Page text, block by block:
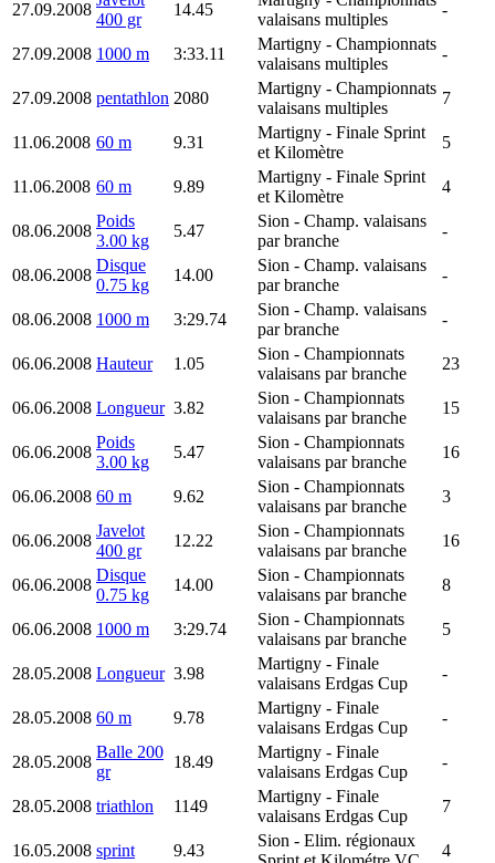
27.09.2008
400 gr
14.45
valaisans multiples
-
27.09.2008 1000 m 3:33.11
Martigny - Championnats
valaisans multiples
-
27.09.2008 pentathlon 2080
Martigny - Championnats
valaisans multiples
7
11.06.2008 60 m 9.31
Martigny - Finale Sprint
et Kilomètre
5
11.06.2008 60 m 9.89
Martigny - Finale Sprint
et Kilomètre
4
08.06.2008
Poids
3.00 kg
5.47
Sion - Champ. valaisans
par branche
-
08.06.2008
Disque
0.75 kg
14.00
Sion - Champ. valaisans
par branche
-
08.06.2008 1000 m 3:29.74
Sion - Champ. valaisans
par branche
-
06.06.2008 Hauteur 1.05
Sion - Championnats
valaisans par branche
23
06.06.2008 Longueur 3.82
Sion - Championnats
valaisans par branche
15
06.06.2008
Poids
3.00 kg
5.47
Sion - Championnats
valaisans par branche
16
06.06.2008 60 m 9.62
Sion - Championnats
valaisans par branche
3
06.06.2008
Javelot
400 gr
12.22
Sion - Championnats
valaisans par branche
16
06.06.2008
Disque
0.75 kg
14.00
Sion - Championnats
valaisans par branche
8
06.06.2008 1000 m 3:29.74
Sion - Championnats
valaisans par branche
5
28.05.2008 Longueur 3.98
Martigny - Finale
valaisans Erdgas Cup
-
28.05.2008 60 m 9.78
Martigny - Finale
valaisans Erdgas Cup
-
28.05.2008
Balle 200
gr
18.49
Martigny - Finale
valaisans Erdgas Cup
-
28.05.2008 triathlon 1149
Martigny - Finale
valaisans Erdgas Cup
7
16.05.2008 sprint 9.43
Sion - Elim. régionaux
4